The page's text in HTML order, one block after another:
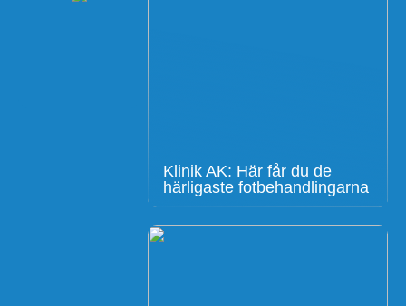
Klinik AK: Här får du de
härligaste fotbehandlingarna